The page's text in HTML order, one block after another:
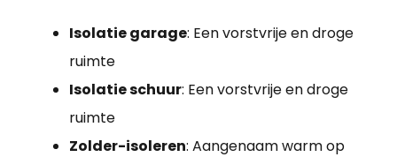
Isolatie garage: Een vorstvrije en droge
ruimte
Isolatie schuur: Een vorstvrije en droge
ruimte
Zolder-isoleren: Aangenaam warm op